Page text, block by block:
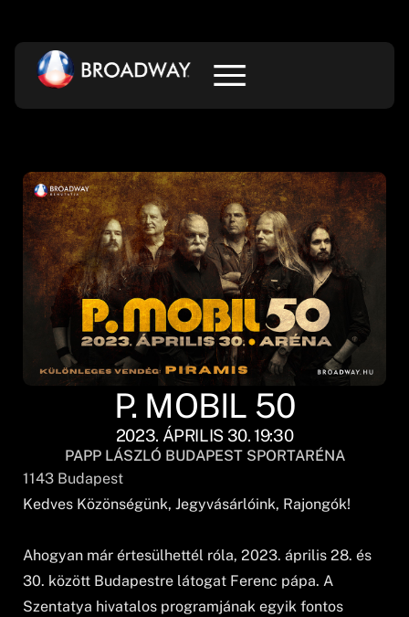
P. MOBIL 50
2023. ÁPRILIS 30. 19:30
PAPP LÁSZLÓ BUDAPEST SPORTARÉNA
1143 Budapest
Kedves Közönségünk, Jegyvásárlóink, Rajongók!
Ahogyan már értesülhettél róla, 2023. április 28. és
30. között Budapestre látogat Ferenc pápa. A
Szentatya hivatalos programjának egyik fontos